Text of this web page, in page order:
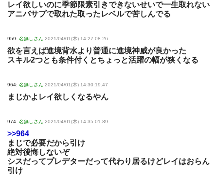
レイ欲しいのに季節限素引きできないせいで一生取れない
アニバサプで取れた取ったレベルで苦しんでる
959: 名無しさん 2021/04/01(木) 14:27:08.26
欲を言えば進境背水より普通に進境神威が良かった
スキル2つとも条件付くとちょっと活躍の幅が狭くなる
964: 名無しさん 2021/04/01(木) 14:30:19.47
まじかよレイ欲しくなるやん
974: 名無しさん 2021/04/01(木) 14:35:01.89
>>964
まじで必要だから引け
絶対後悔しないぞ
シスだってプレデターだって代わり居るけどレイはおらん
引け